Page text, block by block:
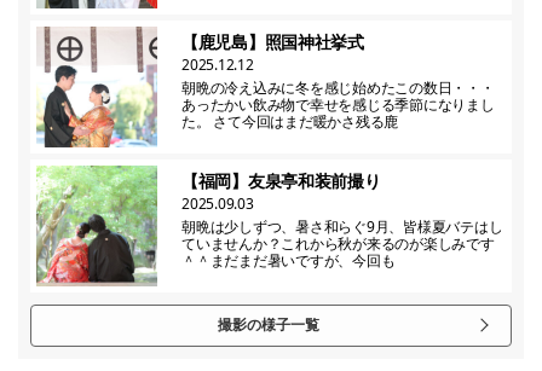
【鹿児島】照国神社挙式
2025.12.12
朝晩の冷え込みに冬を感じ始めたこの数日・・・
あったかい飲み物で幸せを感じる季節になりまし
た。 さて今回はまだ暖かさ残る鹿
【福岡】友泉亭和装前撮り
2025.09.03
朝晩は少しずつ、暑さ和らぐ9月、皆様夏バテはし
ていませんか？これから秋が来るのが楽しみです
＾＾まだまだ暑いですが、今回も
撮影の様子一覧